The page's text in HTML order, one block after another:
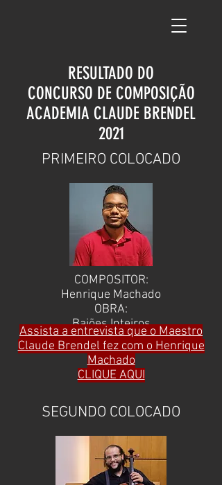
RESULTADO DO
CONCURSO DE COMPOSIÇÃO
ACADEMIA CLAUDE BRENDEL
2021
PRIMEIRO COLOCADO
COMPOSITOR:
Henrique Machado
OBRA:
Baiões Inteiros
Assista a entrevista que o Maestro
Claude Brendel fez com o Henrique
Machado
CLIQUE AQUI
SEGUNDO COLOCADO